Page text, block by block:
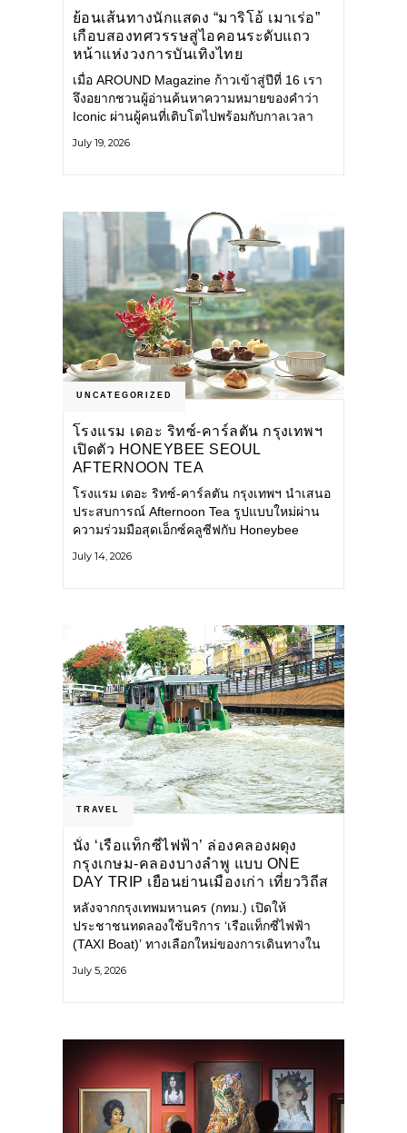
ย้อนเส้นทางนักแสดง “มาริโอ้ เมาเร่อ”
เกือบสองทศวรรษสู่ไอคอนระดับแถว
หน้าแห่งวงการบันเทิงไทย
เมื่อ AROUND Magazine ก้าวเข้าสู่ปีที่ 16 เรา
จึงอยากชวนผู้อ่านค้นหาความหมายของคำว่า
Iconic ผ่านผู้คนที่เติบโตไปพร้อมกับกาลเวลา
คือ มาริโอ้ เมาเร่อ
July 19, 2026
UNCATEGORIZED
โรงแรม เดอะ ริทซ์-คาร์ลตัน กรุงเทพฯ
เปิดตัว HONEYBEE SEOUL
AFTERNOON TEA
COLLABORATION ณ คาเลโอ
(CALEŌ) ชวนสัมผัสเสน่ห์ของขนม
หวานร่วมสมัยจากกรุงโซล
โรงแรม เดอะ ริทซ์-คาร์ลตัน กรุงเทพฯ นำเสนอ
ประสบการณ์ Afternoon Tea รูปแบบใหม่ผ่าน
ความร่วมมือสุดเอ็กซ์คลูซีฟกับ Honeybee
ดังจากกรุงโซล นำโดยเชฟอึนจอง
July 14, 2026
TRAVEL
นั่ง ‘เรือแท็กซี่ไฟฟ้า’ ล่องคลองผดุง
กรุงเกษม-คลองบางลำพู แบบ ONE
DAY TRIP เยือนย่านเมืองเก่า เที่ยววิถีส
โลว์ไลฟ์แบบรักษ์โลก
หลังจากกรุงเทพมหานคร (กทม.) เปิดให้
ประชาชนทดลองใช้บริการ ‘เรือแท็กซี่ไฟฟ้า
(TAXI Boat)’ ทางเลือกใหม่ของการเดินทางใน
แวดล้อม ผ่านแอปพลิเคชัน MuvMi (มูฟมี)
July 5, 2026